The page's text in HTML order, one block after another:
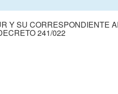
Y SU CORRESPONDIENTE
241/022